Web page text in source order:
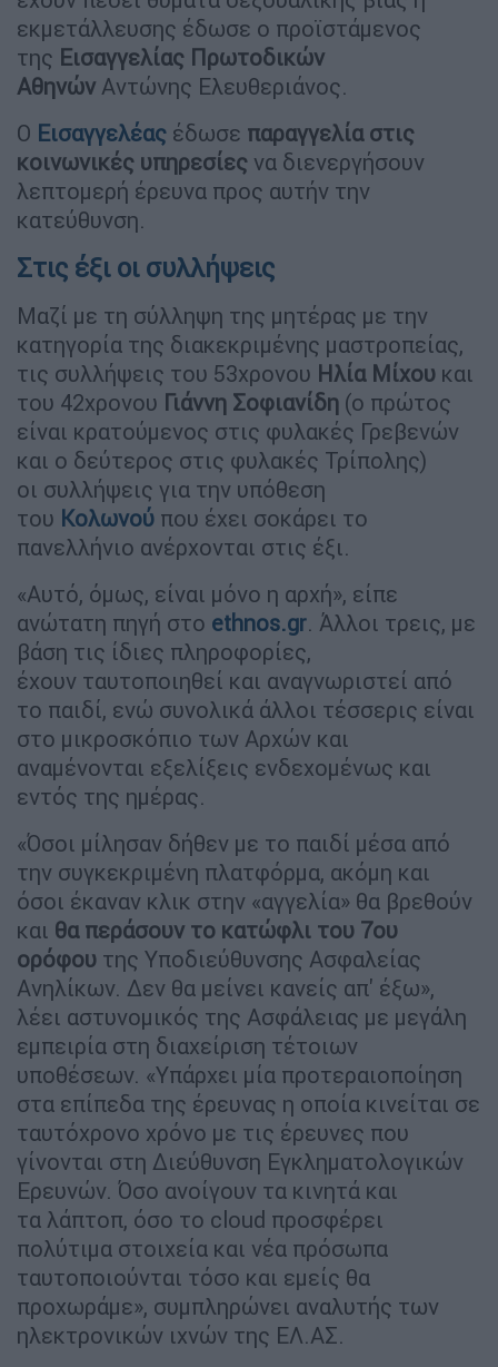
εκμετάλλευσης έδωσε ο προϊστάμενος
της Εισαγγελίας Πρωτοδικών
Αθηνών Αντώνης Ελευθεριάνος.
Ο Εισαγγελέας έδωσε παραγγελία στις
κοινωνικές υπηρεσίες να διενεργήσουν
λεπτομερή έρευνα προς αυτήν την
κατεύθυνση.
Στις έξι οι συλλήψεις
Μαζί με τη σύλληψη της μητέρας με την
κατηγορία της διακεκριμένης μαστροπείας,
τις συλλήψεις του 53χρονου Ηλία Μίχου και
του 42χρονου Γιάννη Σοφιανίδη (ο πρώτος
είναι κρατούμενος στις φυλακές Γρεβενών
και ο δεύτερος στις φυλακές Τρίπολης)
οι συλλήψεις για την υπόθεση
του Κολωνού που έχει σοκάρει το
πανελλήνιο ανέρχονται στις έξι.
«Αυτό, όμως, είναι μόνο η αρχή», είπε
ανώτατη πηγή στο ethnos.gr. Άλλοι τρεις, με
βάση τις ίδιες πληροφορίες,
έχουν ταυτοποιηθεί και αναγνωριστεί από
το παιδί, ενώ συνολικά άλλοι τέσσερις είναι
στο μικροσκόπιο των Αρχών και
αναμένονται εξελίξεις ενδεχομένως και
εντός της ημέρας.
«Όσοι μίλησαν δήθεν με το παιδί μέσα από
την συγκεκριμένη πλατφόρμα, ακόμη και
όσοι έκαναν κλικ στην «αγγελία» θα βρεθούν
και θα περάσουν το κατώφλι του 7ου
ορόφου της Υποδιεύθυνσης Ασφαλείας
Ανηλίκων. Δεν θα μείνει κανείς απ' έξω»,
λέει αστυνομικός της Ασφάλειας με μεγάλη
εμπειρία στη διαχείριση τέτοιων
υποθέσεων. «Υπάρχει μία προτεραιοποίηση
στα επίπεδα της έρευνας η οποία κινείται σε
ταυτόχρονο χρόνο με τις έρευνες που
γίνονται στη Διεύθυνση Εγκληματολογικών
Ερευνών. Όσο ανοίγουν τα κινητά και
τα λάπτοπ, όσο το cloud προσφέρει
πολύτιμα στοιχεία και νέα πρόσωπα
ταυτοποιούνται τόσο και εμείς θα
προχωράμε», συμπληρώνει αναλυτής των
ηλεκτρονικών ιχνών της ΕΛ.ΑΣ.